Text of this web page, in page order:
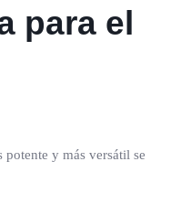
para el
y más versátil se